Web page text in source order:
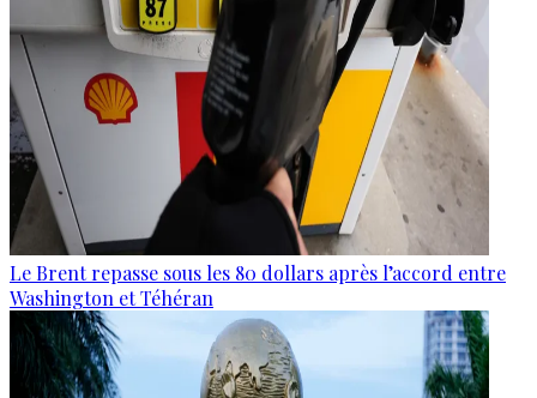
Le Brent repasse sous les 80 dollars après l’accord entre
Washington et Téhéran